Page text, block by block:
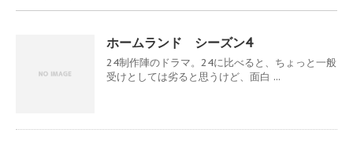
ホームランド シーズン4
24制作陣のドラマ。24に比べると、ちょっと一般
受けとしては劣ると思うけど、面白 ...